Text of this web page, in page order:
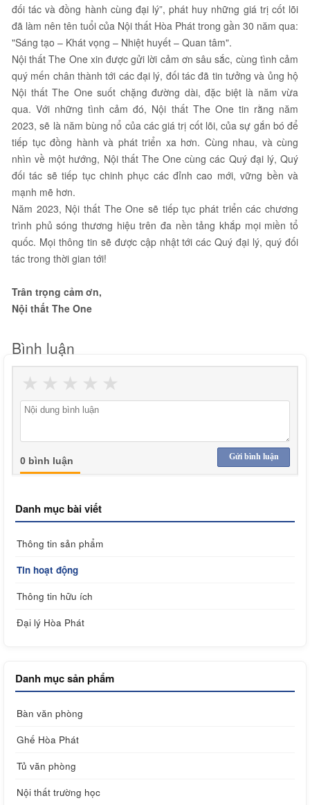
đối tác và đồng hành cùng đại lý”, phát huy những giá trị cốt lõi
đã làm nên tên tuổi của Nội thất Hòa Phát trong gần 30 năm qua:
"Sáng tạo – Khát vọng – Nhiệt huyết – Quan tâm".
Nội thất The One xin được gửi lời cảm ơn sâu sắc, cùng tình cảm
quý mến chân thành tới các đại lý, đối tác đã tin tưởng và ủng hộ
Nội thất The One suốt chặng đường dài, đặc biệt là năm vừa
qua. Với những tình cảm đó, Nội thất The One tin rằng năm
2023, sẽ là năm bùng nổ của các giá trị cốt lõi, của sự gắn bó để
tiếp tục đồng hành và phát triển xa hơn. Cùng nhau, và cùng
nhìn về một hướng, Nội thất The One cùng các Quý đại lý, Quý
đối tác sẽ tiếp tục chinh phục các đỉnh cao mới, vững bền và
mạnh mẽ hơn.
Năm 2023, Nội thất The One sẽ tiếp tục phát triển các chương
trình phủ sóng thương hiệu trên đa nền tảng khắp mọi miền tổ
quốc. Mọi thông tin sẽ được cập nhật tới các Quý đại lý, quý đối
tác trong thời gian tới!
Trân trọng cảm ơn,
Nội thất The One
Bình luận
★
★
★
★
★
Gửi bình luận
0 bình luận
Danh mục bài viết
Thông tin sản phẩm
Tin hoạt động
Thông tin hữu ích
Đại lý Hòa Phát
Danh mục sản phẩm
Bàn văn phòng
Ghế Hòa Phát
Tủ văn phòng
Nội thất trường học